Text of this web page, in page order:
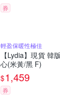
券
輕盈保暖性極佳
【Lydia】現貨 韓
心(米黃/黑 F)
$1,459
券